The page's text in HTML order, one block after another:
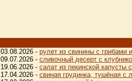
03.08.2026 - рулет из свинины с
09.07.2026 - сливочный десерт с
19.06.2026 - салат из пекинской
17.04.2026 - свиная грудинка, тушёная с